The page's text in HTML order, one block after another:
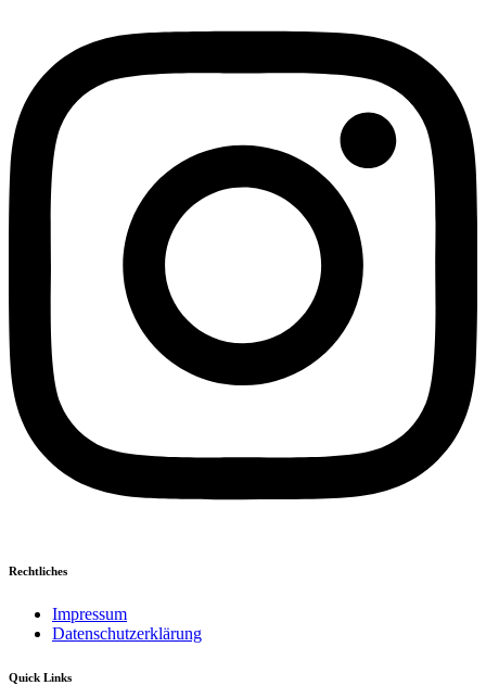
Rechtliches
Impressum
Datenschutzerklärung
Quick Links